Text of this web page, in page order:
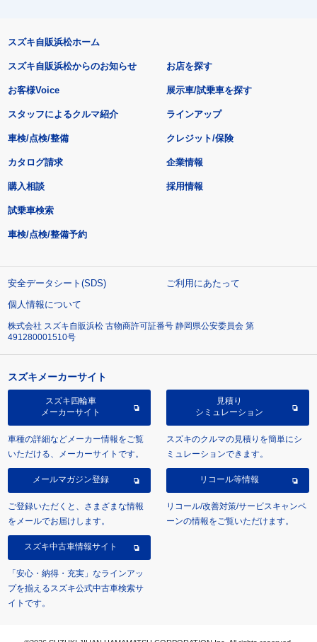
スズキ自販浜松ホーム
スズキ自販浜松からのお知らせ
お客様Voice
スタッフによるクルマ紹介
お店を探す
展示車/試乗車を探す
ラインアップ
車検/点検/整備 クレジット/保険
カタログ請求
購入相談
試乗車検索
車検/点検/整備予約
企業情報
採用情報
安全データシート(SDS)
ご利用にあたって
個人情報について
株式会社 スズキ自販浜松 古物商許可証番号 静岡県公安委員会 第
491280001510号
スズキメーカーサイト
スズキ四輪車
メーカーサイト
車種の詳細などメーカー情報をご覧
いただける、メーカーサイトです。
見積り
シミュレーション
スズキのクルマの見積りを簡単にシ
ミュレーションできます。
メールマガジン登録
ご登録いただくと、さまざまな情報
をメールでお届けします。
リコール等情報
リコール/改善対策/サービスキャンペ
ーンの情報をご覧いただけます。
スズキ中古車情報サイト
「安心・納得・充実」なラインアッ
プを揃えるスズキ公式中古車検索サ
イトです。